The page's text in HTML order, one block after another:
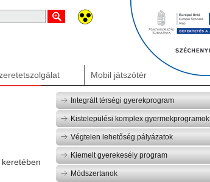
Mobil játszótér
Integrált térségi gyerekprogram
Kistelepülési komplex gyermekprogramok
Végtelen lehetőség pályázatok
Kiemelt gyerekesély program
Módszertanok